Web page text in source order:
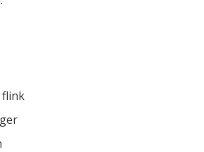
flink